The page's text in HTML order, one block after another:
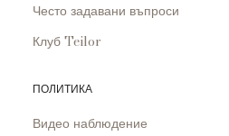
Често задавани въпроси
Клуб Teilor
ПОЛИТИКА
Видео наблюдение